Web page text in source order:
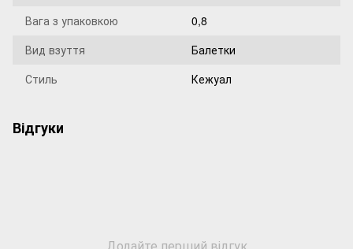
Вага з упаковкою
0,8
Вид взуття
Балетки
Стиль
Кежуал
Відгуки